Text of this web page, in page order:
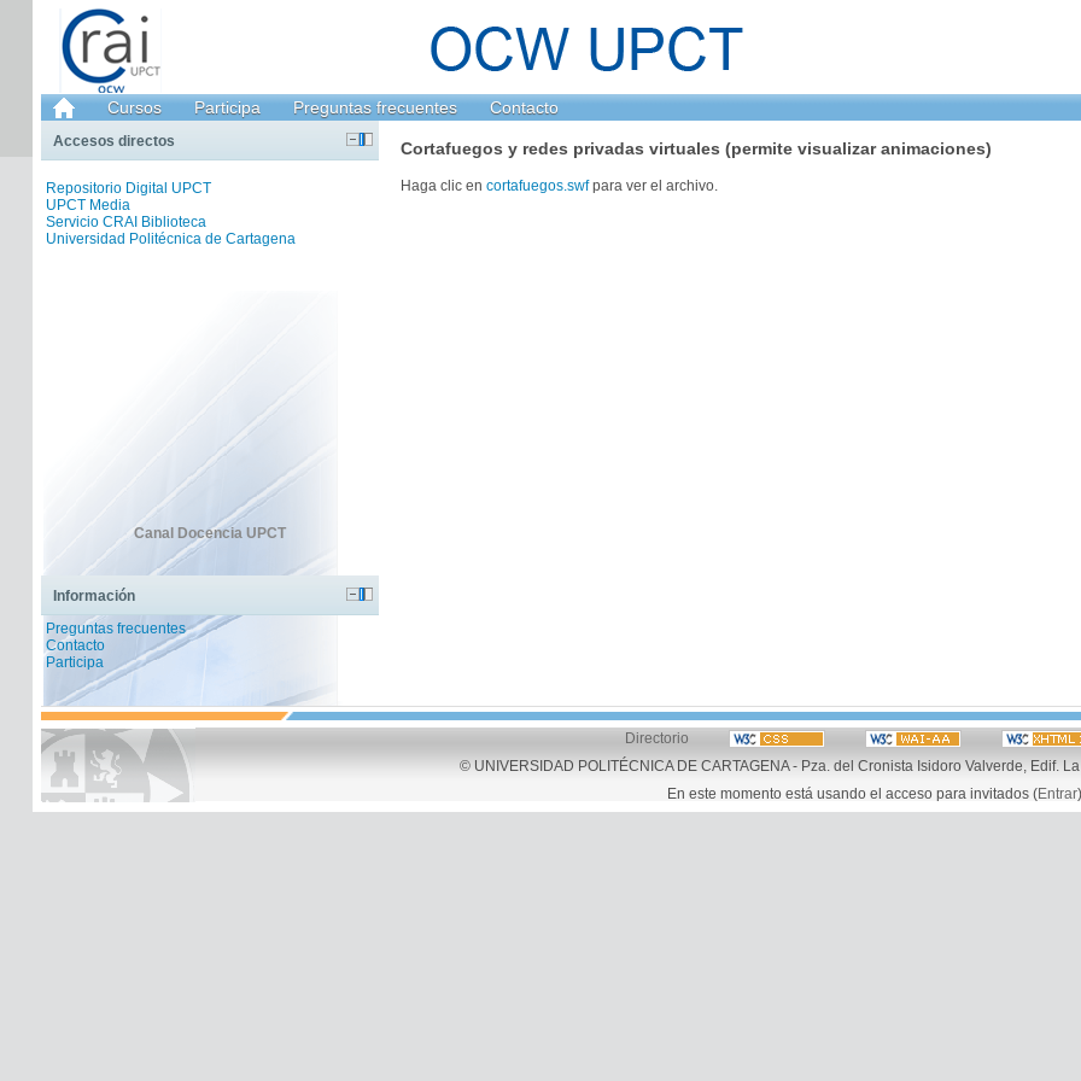
Cursos Participa Preguntas frecuentes Contacto
Cortafuegos y redes privadas virtuales (permite visualizar animaciones)
Haga clic en cortafuegos.swfpara ver el archivo.
Accesos directos
Repositorio Digital UPCT
UPCT Media
Servicio CRAI Biblioteca
Universidad Politécnica de Cartagena
Canal Docencia UPCT
Información
Preguntas frecuentes
Contacto
Participa
Directorio
© UNIVERSIDAD POLITÉCNICA DE CARTAGENA - Pza. del Cronista Isidoro Valverde, Edif.
En este momento está usando el acceso para invitados (Entrar)